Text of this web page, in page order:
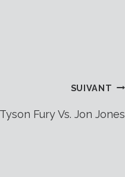
SUIVANT
Fury Vs. Jon Jones